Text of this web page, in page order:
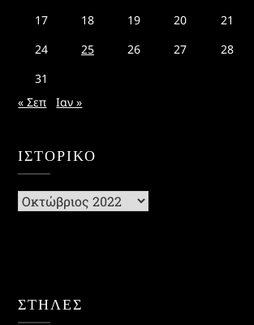
17
18 19 20 21
24
25 26 27 28
31
« Σεπ
Ιαν »
ΙΣΤΟΡΙΚΌ
Ιστορικό
ΣΤΗΛΕΣ